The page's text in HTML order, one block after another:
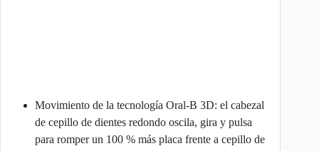
Movimiento de la tecnología Oral-B 3D: el cabezal
de cepillo de dientes redondo oscila, gira y pulsa
para romper un 100 % más placa frente a cepillo de